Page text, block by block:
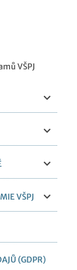
VŠPJ
VŠPJ
(GDPR)